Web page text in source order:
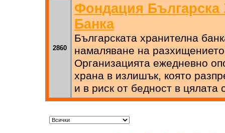
2860
Фондация Българска
Банка
Българската хранителна
намаляване на
Организацията ежедневно
храна в излишък, която
и в риск от бедност в цялата